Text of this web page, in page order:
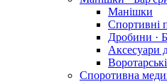
Манішки
Спортивні
Дробини ·
Аксесуари
Споротивна